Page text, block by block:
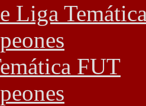
Liga
FUT